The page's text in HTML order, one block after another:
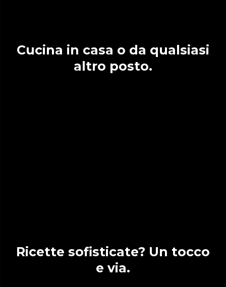
Cucina in casa o da qualsiasi
altro posto.
Ricette sofisticate? Un tocco
e via.